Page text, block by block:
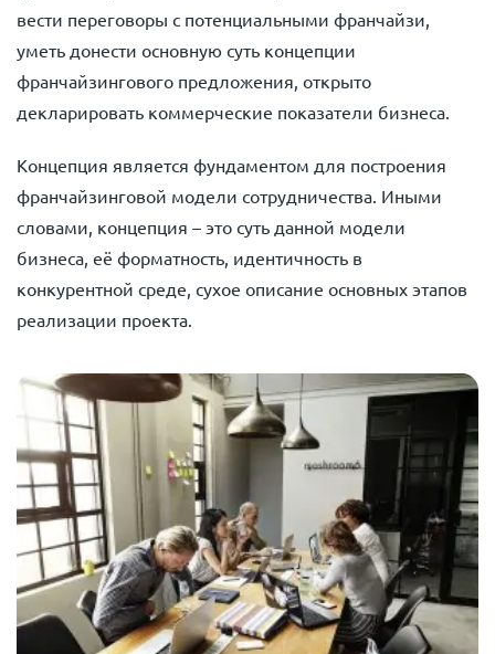
вести переговоры с потенциальными франчайзи,
уметь донести основную суть концепции
франчайзингового предложения, открыто
декларировать коммерческие показатели бизнеса.
Концепция является фундаментом для построения
франчайзинговой модели сотрудничества. Иными
словами, концепция – это суть данной модели
бизнеса, её форматность, идентичность в
конкурентной среде, сухое описание основных этапов
реализации проекта.